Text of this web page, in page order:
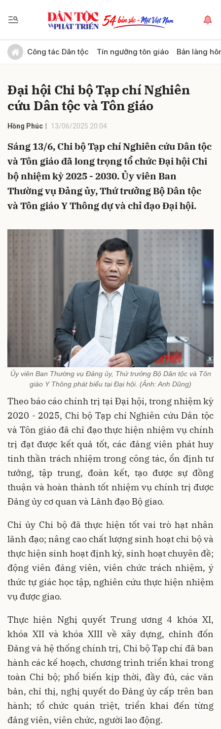
Công tác Dân tộc Tín ngưỡng tôn giáo Bản làng
Đại hội Chi bộ Tạp chí Nghiên
cứu Dân tộc và Tôn giáo
Hồng Phúc 13/06/2025 20:04
Sáng 13/6, Chi bộ Tạp chí Nghiên cứu Dân tộc
và Tôn giáo đã long trọng tổ chức Đại hội Chi
bộ nhiệm kỳ 2025 - 2030. Ủy viên Ban
Thường vụ Đảng ủy, Thứ trưởng Bộ Dân tộc
và Tôn giáo Y Thông dự và chỉ đạo Đại hội.
Ủy viên Ban Thường vụ Đảng ủy, Thứ trưởng Bộ Dân tộc và Tôn
giáo Y Thông phát biểu tại Đại hội. (Ảnh: Anh Dũng)
Theo báo cáo chính trị tại Đại hội, trong nhiệm kỳ
2020 - 2025, Chi bộ Tạp chí Nghiên cứu Dân tộc
và Tôn giáođã chỉ đạo thực hiện nhiệm vụ chính
trị đạt được kết quả tốt, các đảng viên phát huy
tinh thần trách nhiệm trong công tác, ổn định tư
tưởng, tập trung, đoàn kết, tạo được sự đồng
thuận và hoàn thành tốt nhiệm vụ chính trị được
Đảng ủy cơ quan và Lãnh đạo Bộ giao.
Chi ủy Chi bộ đã thực hiện tốt vai trò hạt nhân
lãnh đạo; nâng cao chất lượng sinh hoạt chi bộ và
thực hiện sinh hoạt định kỳ, sinh hoạt chuyên đề;
động viên đảng viên, viên chức trách nhiệm, ý
thức tự giác học tập, nghiên cứu thực hiện nhiệm
vụ được giao.
Thực hiện Nghị quyết Trung ương 4 khóa XI,
khóa XII và khóa XIII về xây dựng, chỉnh đốn
Đảng và hệ thống chính trị, Chi bộ Tạp chí đã ban
hành các kế hoạch, chương trình triển khai trong
toàn Chi bộ; phổ biến kịp thời, đầy đủ, các văn
bản, chỉ thị, nghị quyết do Đảng ủy cấp trên ban
hành; tổ chức quán triệt, triển khai đến từng
đảng viên, viên chức, người lao động.
Gửi bình luận
Hủy Gửi